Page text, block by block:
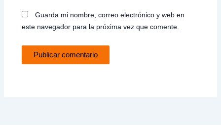
Guarda mi nombre, correo electrónico y web en
este navegador para la próxima vez que comente.